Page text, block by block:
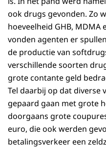
ook drugs gevonden. Zo
hoeveelheid GHB, MDMA
vonden agenten er
de productie van
verschillende soorten
grote contante geld
Tel daarbij op dat diverse
gepaard gaan met grote
doorgaans grote
euro, die ook werden
betalingsverkeer een